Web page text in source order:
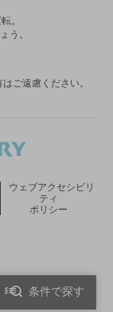
条件で探す
。
う。
ご遠慮ください。
ウェブアクセシビリ
ティ
ポリシー
ィンドウで開く